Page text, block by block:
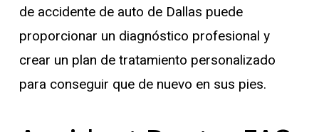
de accidente de auto de Dallas puede
proporcionar un diagnóstico profesional y
crear un plan de tratamiento personalizado
para conseguir que de nuevo en sus pies.